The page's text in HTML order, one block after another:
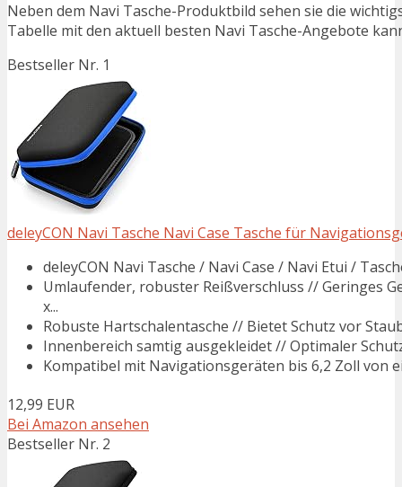
Neben dem Navi Tasche-Produktbild sehen sie die
Tabelle mit den aktuell besten Navi Tasche-Angebote
Bestseller Nr. 1
deleyCON Navi Tasche Navi Case Tasche für
deleyCON Navi Tasche / Navi Case / Navi Etui /
Umlaufender, robuster Reißverschluss // Geringes
x...
Robuste Hartschalentasche // Bietet Schutz vor
Innenbereich samtig ausgekleidet // Optimaler
Kompatibel mit Navigationsgeräten bis 6,2 Zoll von
12,99 EUR
Bei Amazon ansehen
Bestseller Nr. 2